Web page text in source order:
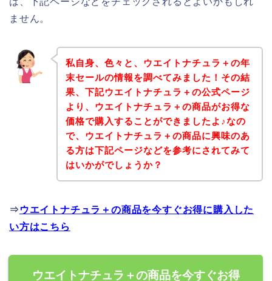
ません。
私自身、色々と、ウエイトナチュラ＋の年
末セールの情報を調べてみました！その結
果、下記ウエイトナチュラ＋の公式ページ
より、ウエイトナチュラ＋の商品がお得な
価格で購入することができましたよ♪なの
で、ウエイトナチュラ＋の商品に興味のあ
る方は下記ページなどを参考にされてみて
はいかがでしょうか？
⇒ ウエイトナチュラ＋の商品を今すぐお得に購入した
い方はこちら
ウエイトナチュラ＋の商品を今すぐお得